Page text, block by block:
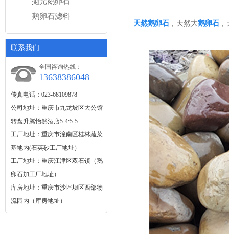
鹅卵石滤料
联系我们
全国咨询热线：
13638386048
传真电话：023-68109878
公司地址：重庆市九龙坡区大公馆
转盘升腾怡然酒店5-4:5-5
工厂地址：重庆市潼南区桂林蔬菜
基地内(石英砂工厂地址）
工厂地址：重庆江津区双石镇（鹅
卵石加工厂地址）
库房地址：重庆市沙坪坝区西部物
流园内（库房地址）
天然鹅卵石 ，天然大鹅卵石